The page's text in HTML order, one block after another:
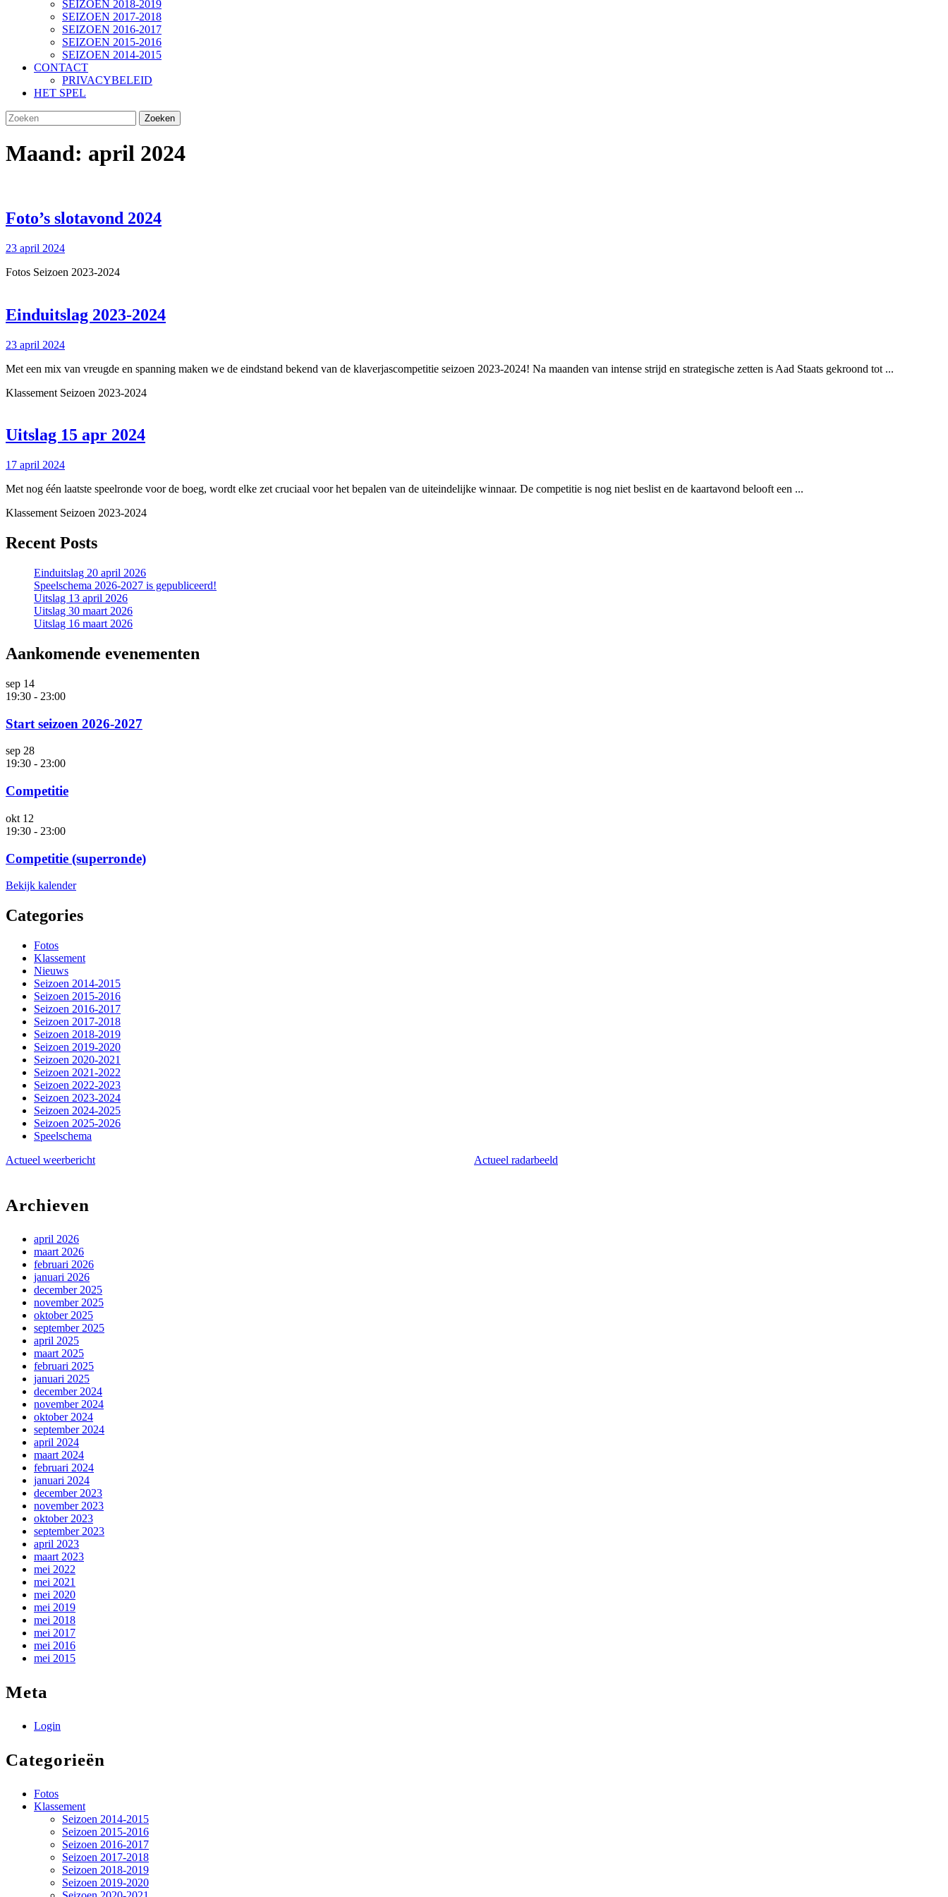
SEIZOEN 2018-2019
SEIZOEN 2017-2018
SEIZOEN 2016-2017
SEIZOEN 2015-2016
SEIZOEN 2014-2015
CONTACT
PRIVACYBELEID
HET SPEL
SLUIT
KNOP
Zoek
naar:
Maand: april 2024
Foto’s slotavond 2024Foto’s
23 april 202423
2024
Fotos Seizoen 2023-2024
Einduitslag 2023-2024Einduitslag
23 april 202423
2024
Met een mix van vreugde en spanning maken we de eindstand bekend van de klaverjascompetitie seizoen 2023-2024! Na maanden van intense strijd en strategische zetten is Aad Staats gekroond tot ...
Klassement Seizoen 2023-2024
Uitslag 15 apr 2024Uitslag
2024
17 april 202417
2024
Met nog één laatste speelronde voor de boeg, wordt elke zet cruciaal voor het bepalen van de uiteindelijke winnaar. De competitie is nog niet beslist en de kaartavond belooft een ...
Klassement Seizoen 2023-2024
Recent Posts
Einduitslag 20 april 2026
Speelschema 2026-2027 is gepubliceerd!
Uitslag 13 april 2026
Uitslag 30 maart 2026
Uitslag 16 maart 2026
Aankomende evenementen
sep 14
19:30 - 23:00
Start seizoen 2026-2027
sep 28
19:30 - 23:00
Competitie
okt 12
19:30 - 23:00
Competitie (superronde)
Bekijk kalender
Categories
Fotos
Klassement
Nieuws
Seizoen 2014-2015
Seizoen 2015-2016
Seizoen 2016-2017
Seizoen 2017-2018
Seizoen 2018-2019
Seizoen 2019-2020
Seizoen 2020-2021
Seizoen 2021-2022
Seizoen 2022-2023
Seizoen 2023-2024
Seizoen 2024-2025
Seizoen 2025-2026
Speelschema
Actueel weerbericht
Actueel radarbeeld
Archieven
april 2026
maart 2026
februari 2026
januari 2026
december 2025
november 2025
oktober 2025
september 2025
april 2025
maart 2025
februari 2025
januari 2025
december 2024
november 2024
oktober 2024
september 2024
april 2024
maart 2024
februari 2024
januari 2024
december 2023
november 2023
oktober 2023
september 2023
april 2023
maart 2023
mei 2022
mei 2021
mei 2020
mei 2019
mei 2018
mei 2017
mei 2016
mei 2015
Meta
Login
Categorieën
Fotos
Klassement
Seizoen 2014-2015
Seizoen 2015-2016
Seizoen 2016-2017
Seizoen 2017-2018
Seizoen 2018-2019
Seizoen 2019-2020